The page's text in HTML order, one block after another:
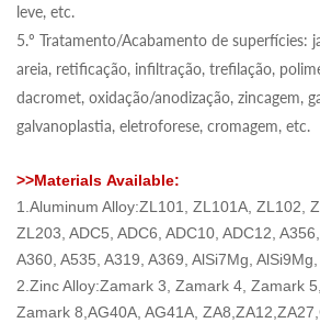
leve, etc.
5.º Tratamento/Acabamento de superfícies:
areia, retificação, infiltração, trefilação,
dacromet, oxidação/anodização, zincagem,
galvanoplastia, eletroforese, cromagem, etc.
>>Materials Available:
1. Aluminum Alloy:ZL101, ZL101A, ZL102,
ZL203, ADC5, ADC6, ADC10, ADC12,
A360, A535, A319, A369, AlSi7Mg,
2. Zinc Alloy:Zamark 3, Zamark 4, Zamark
Zamark 8,AG40A, AG41A,